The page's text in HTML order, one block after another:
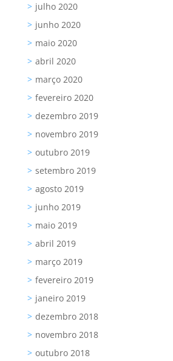
julho 2020
junho 2020
maio 2020
abril 2020
março 2020
fevereiro 2020
dezembro 2019
novembro 2019
outubro 2019
setembro 2019
agosto 2019
junho 2019
maio 2019
abril 2019
março 2019
fevereiro 2019
janeiro 2019
dezembro 2018
novembro 2018
outubro 2018